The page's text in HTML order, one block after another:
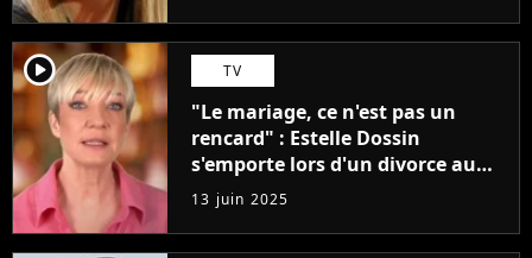
player2 TV
"Le mariage, ce n'est pas un
rencard" : Estelle Dossin
s'emporte lors d'un divorce au
bilan de Mariés au premier
regard
13 juin 2025